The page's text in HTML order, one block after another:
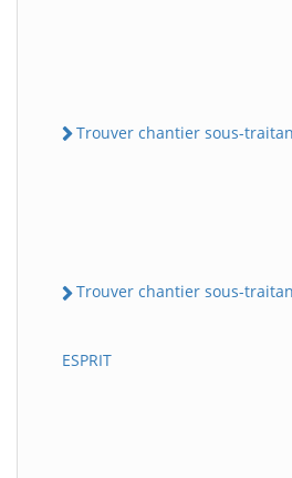
Trouver chantier sous-
Trouver chantier sous-
ESPRIT